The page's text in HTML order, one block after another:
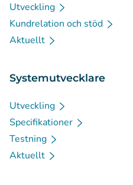
Utveckling
Kundrelation och stöd
Aktuellt
Systemutvecklare
Utveckling
Specifikationer
Testning
Aktuellt